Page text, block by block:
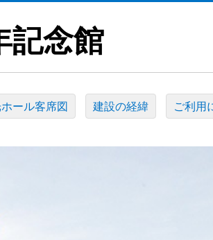
記念館
ール客席図 建設の経緯 ご利用